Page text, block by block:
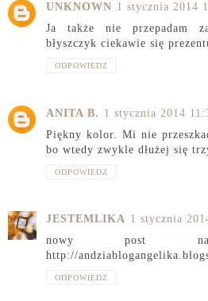
UNKNOWN 1 stycznia 2014
Ja także nie przepadam
błyszczyk ciekawie się
ODPOWIEDZ
ANITA B. 1 stycznia 2014
Piękny kolor. Mi nie
bo wtedy zwykle dłużej się
ODPOWIEDZ
JESTEMLIKA 1 stycznia
nowy post
http://
ODPOWIEDZ